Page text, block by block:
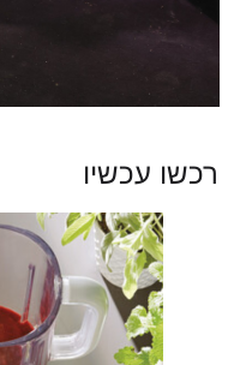
רכשו עכשיו